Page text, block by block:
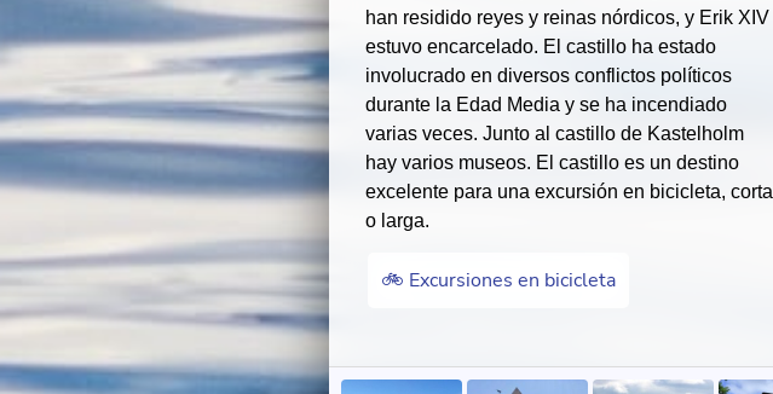
han residido reyes y reinas nórdicos, y Erik XIV
estuvo encarcelado. El castillo ha estado
involucrado en diversos conflictos políticos
durante la Edad Media y se ha incendiado
varias veces. Junto al castillo de Kastelholm
hay varios museos. El castillo es un destino
excelente para una excursión en bicicleta, corta
o larga.
🚲 Excursiones en bicicleta